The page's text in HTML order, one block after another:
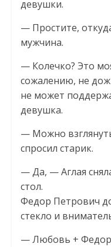
девушки.
— Простите,
мужчина.
— Колечко? Это
сожалению, не
не может
девушка.
— Можно
спросил старик.
— Да, — Аглая
стол.
Федор Петрович
стекло и
— Любовь +